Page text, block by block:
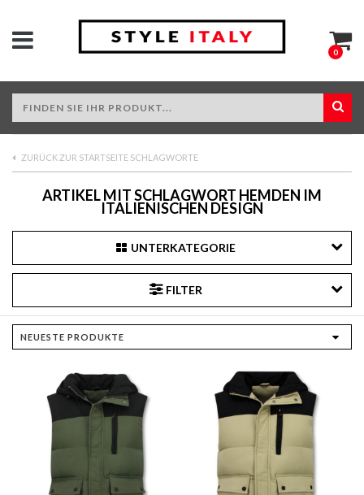
0
ZURÜCK ZUR STARTSEITE SCHLAGWORTE
ARTIKEL MIT SCHLAGWORT HEMDEN IM
ITALIENISCHEN DESIGN
UNTERKATEGORIE
FILTER